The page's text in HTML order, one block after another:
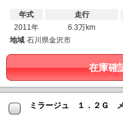
年式
2011年
走行
6.3万km
地域 石川県金沢市
在庫確
ミラージュ １．２Ｇ